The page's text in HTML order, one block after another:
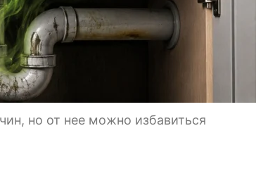
но от нее можно избавиться